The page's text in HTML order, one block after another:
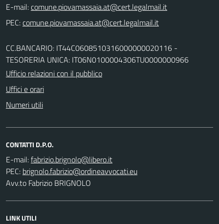
E-mail:
PEC:
CC.BANCARIO: IT44C0608510316000000020116 -
TESORERIA UNICA: IT06N0100004306TU0000000966
Ufficio relazioni con il pubblico
Uffici e orari
Numeri utili
CONTATTI D.P.O.
E-mail:
PEC:
Avv.to Fabrizio BRIGNOLO
LINK UTILI